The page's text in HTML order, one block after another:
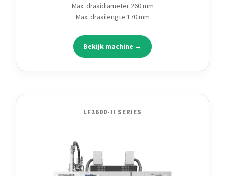
Max. draaidiameter 260 mm
Max. draailengte 170 mm
Bekijk machine →
LF2600-II SERIES